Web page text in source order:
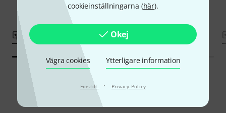
cookieinställningarna (här).
Okej
Vägra cookies Ytterligare information
Finstilt · Privacy Policy
Jämför
Smart Navigator